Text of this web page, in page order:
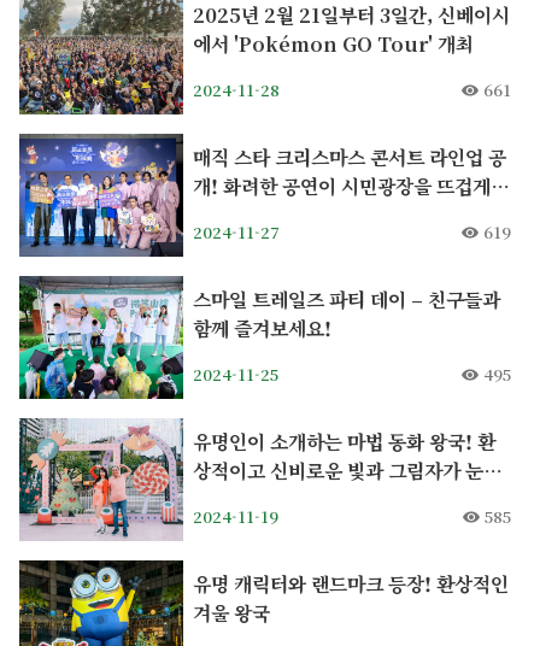
2025년 2월 21일부터 3일간, 신베이시
에서 'Pokémon GO Tour' 개최
2024-11-28 661
매직 스타 크리스마스 콘서트 라인업 공
개! 화려한 공연이 시민광장을 뜨겁게
2024-11-27 619
스마일 트레일즈 파티 데이 – 친구들과
함께 즐겨보세요!
2024-11-25 495
유명인이 소개하는 마법 동화 왕국! 환
상적이고 신비로운 빛과 그림자가 눈앞
2024-11-19 585
유명 캐릭터와 랜드마크 등장! 환상적인
겨울 왕국